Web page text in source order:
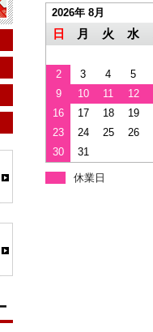
2026年 8月
日 月 火 水
2 3 4
5
9
10 11
12
16
17 18
19
23
24 25
26
30
31
休業日